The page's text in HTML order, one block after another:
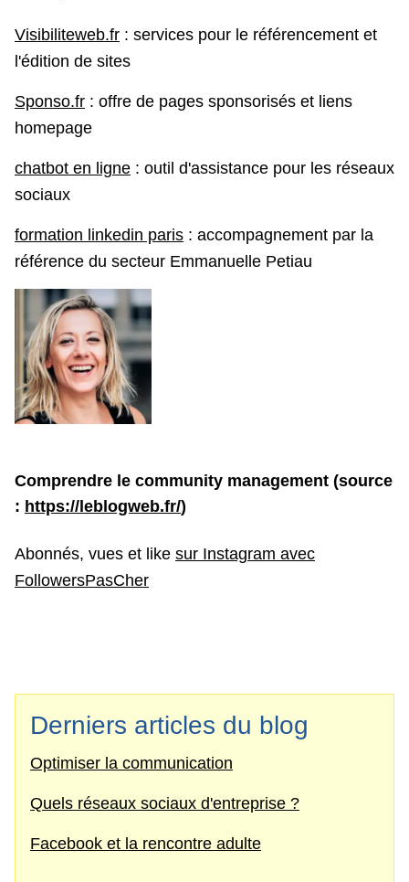
Visibiliteweb.fr : services pour le référencement et
l'édition de sites
Sponso.fr : offre de pages sponsorisés et liens
homepage
chatbot en ligne : outil d'assistance pour les réseaux
sociaux
formation linkedin paris : accompagnement par la
référence du secteur Emmanuelle Petiau
Comprendre le community management (source
: https://leblogweb.fr/)
Abonnés, vues et like sur Instagram avec
FollowersPasCher
Derniers articles du blog
Optimiser la communication
Quels réseaux sociaux d'entreprise ?
Facebook et la rencontre adulte